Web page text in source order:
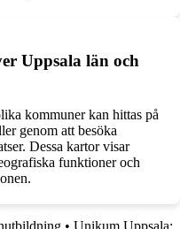
Uppsala län och
kommuner kan hittas på
genom att besöka
Dessa kartor visar
funktioner och
• Unikum Uppsala: